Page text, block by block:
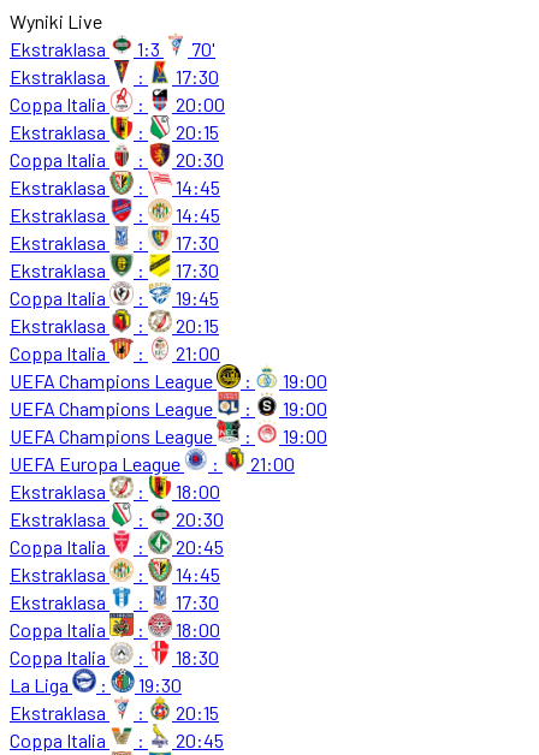
Wyniki Live
Ekstraklasa
1:3
70'
Ekstraklasa
:
17:30
Coppa Italia
:
20:00
Ekstraklasa
:
20:15
Coppa Italia
:
20:30
Ekstraklasa
:
14:45
Ekstraklasa
:
14:45
Ekstraklasa
:
17:30
Ekstraklasa
:
17:30
Coppa Italia
:
19:45
Ekstraklasa
:
20:15
Coppa Italia
:
21:00
UEFA Champions League
:
19:00
UEFA Champions League
:
19:00
UEFA Champions League
:
19:00
UEFA Europa League
:
21:00
Ekstraklasa
:
18:00
Ekstraklasa
:
20:30
Coppa Italia
:
20:45
Ekstraklasa
:
14:45
Ekstraklasa
:
17:30
Coppa Italia
:
18:00
Coppa Italia
:
18:30
La Liga
:
19:30
Ekstraklasa
:
20:15
Coppa Italia
:
20:45